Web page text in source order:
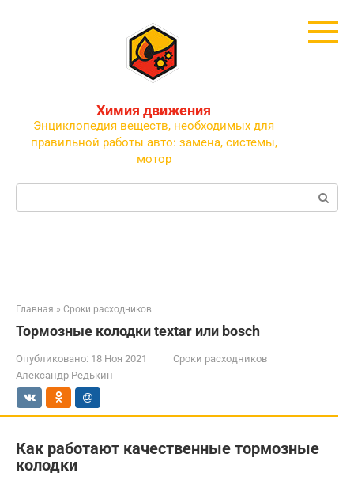
Химия движения
Энциклопедия веществ, необходимых для
правильной работы авто: замена, системы,
мотор
Поиск:
Главная » Сроки расходников
Тормозные колодки textar или bosch
Опубликовано: 18 Ноя 2021
Сроки расходников
Александр Редькин
Как работают качественные тормозные
колодки